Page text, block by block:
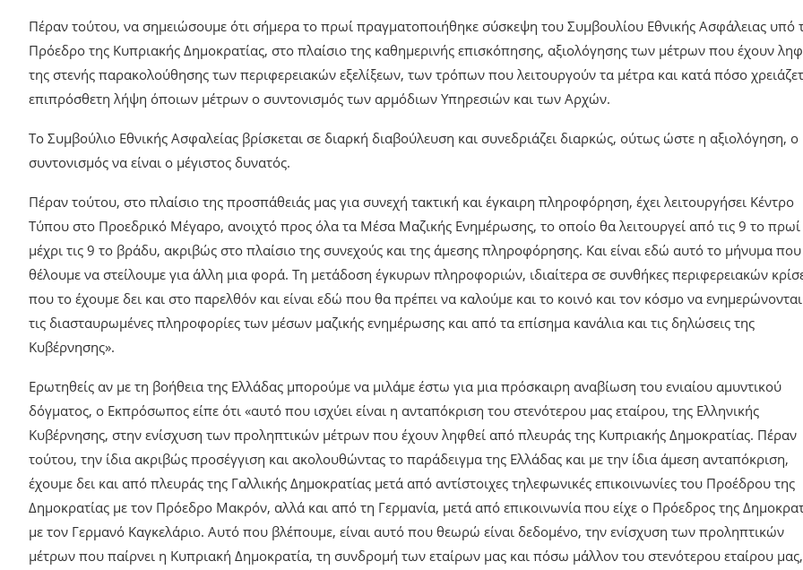
Πέραν τούτου, να σημειώσουμε ότι σήμερα το πρωί πραγματοποιήθηκε σύσκεψη του Συμβουλίου Εθνικής Ασφάλειας υπό
Πρόεδρο της Κυπριακής Δημοκρατίας, στο πλαίσιο της καθημερινής επισκόπησης, αξιολόγησης των μέτρων που έχουν
της στενής παρακολούθησης των περιφερειακών εξελίξεων, των τρόπων που λειτουργούν τα μέτρα και κατά πόσο
επιπρόσθετη λήψη όποιων μέτρων ο συντονισμός των αρμόδιων Υπηρεσιών και των Αρχών.
Το Συμβούλιο Εθνικής Ασφαλείας βρίσκεται σε διαρκή διαβούλευση και συνεδριάζει διαρκώς, ούτως ώστε η αξιολόγηση, ο
συντονισμός να είναι ο μέγιστος δυνατός.
Πέραν τούτου, στο πλαίσιο της προσπάθειάς μας για συνεχή τακτική και έγκαιρη πληροφόρηση, έχει λειτουργήσει Κέντρο
Τύπου στο Προεδρικό Μέγαρο, ανοιχτό προς όλα τα Μέσα Μαζικής Ενημέρωσης, το οποίο θα λειτουργεί από τις 9 το πρωί
μέχρι τις 9 το βράδυ, ακριβώς στο πλαίσιο της συνεχούς και της άμεσης πληροφόρησης. Και είναι εδώ αυτό το μήνυμα που
θέλουμε να στείλουμε για άλλη μια φορά. Τη μετάδοση έγκυρων πληροφοριών, ιδιαίτερα σε συνθήκες περιφερειακών
που το έχουμε δει και στο παρελθόν και είναι εδώ που θα πρέπει να καλούμε και το κοινό και τον κόσμο να
τις διασταυρωμένες πληροφορίες των μέσων μαζικής ενημέρωσης και από τα επίσημα κανάλια και τις δηλώσεις της
Κυβέρνησης».
Ερωτηθείς αν με τη βοήθεια της Ελλάδας μπορούμε να μιλάμε έστω για μια πρόσκαιρη αναβίωση του ενιαίου αμυντικού
δόγματος, ο Εκπρόσωπος είπε ότι «αυτό που ισχύει είναι η ανταπόκριση του στενότερου μας εταίρου, της Ελληνικής
Κυβέρνησης, στην ενίσχυση των προληπτικών μέτρων που έχουν ληφθεί από πλευράς της Κυπριακής Δημοκρατίας. Πέραν
τούτου, την ίδια ακριβώς προσέγγιση και ακολουθώντας το παράδειγμα της Ελλάδας και με την ίδια άμεση ανταπόκριση,
έχουμε δει και από πλευράς της Γαλλικής Δημοκρατίας μετά από αντίστοιχες τηλεφωνικές επικοινωνίες του Προέδρου της
Δημοκρατίας με τον Πρόεδρο Μακρόν, αλλά και από τη Γερμανία, μετά από επικοινωνία που είχε ο Πρόεδρος της
με τον Γερμανό Καγκελάριο. Αυτό που βλέπουμε, είναι αυτό που θεωρώ είναι δεδομένο, την ενίσχυση των προληπτικών
μέτρων που παίρνει η Κυπριακή Δημοκρατία, τη συνδρομή των εταίρων μας και πόσω μάλλον του στενότερου εταίρου